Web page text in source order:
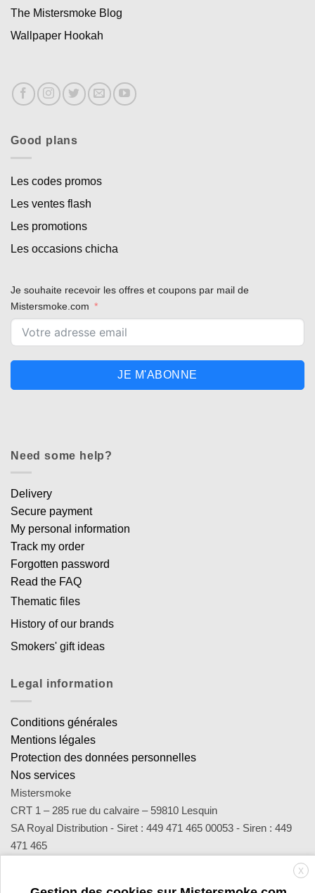
The Mistersmoke Blog
Wallpaper Hookah
Good plans
Les codes promos
Les ventes flash
Les promotions
Les occasions chicha
Je souhaite recevoir les offres et coupons par mail de
Mistersmoke.com
JE M'ABONNE
Need some help?
Delivery
Secure payment
My personal information
Track my order
Forgotten password
Read the FAQ
Thematic files
History of our brands
Smokers' gift ideas
Legal information
Conditions générales
Mentions légales
Protection des données personnelles
Nos services
Mistersmoke
CRT 1 – 285 rue du calvaire – 59810 Lesquin
SA Royal Distribution - Siret : 449 471 465 00053 - Siren : 449
471 465
sav@mistersmoke.com ou par téléphone au 03 20 90 56 55 du
X